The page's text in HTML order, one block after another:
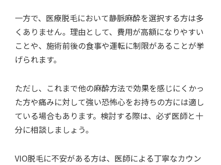
一方で、医療脱毛において静脈麻酔を選択する方は多
くありません。理由として、費用が高額になりやすい
ことや、施術前後の食事や運転に制限があることが挙
げられます。
ただし、これまで他の麻酔方法で効果を感じにくかっ
た方や痛みに対して強い恐怖心をお持ちの方には適し
ている場合もあります。検討する際は、必ず医師と十
分に相談しましょう。
VIO脱毛に不安がある方は、医師による丁寧なカウン